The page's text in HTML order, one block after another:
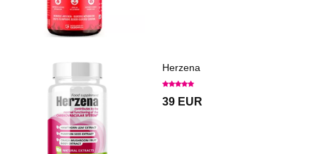
Herzena
39 EUR